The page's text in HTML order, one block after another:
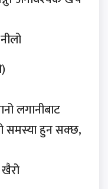
लगानीबाट
समस्या हुन सक्छ,